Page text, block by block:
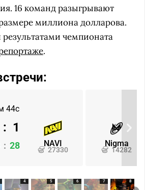
16 команд разыгрывают
миллиона долларова.
чемпионата
.
44с
NAVI
27330
: 1
: 28 Nigma
14282
4 5 6 7 8